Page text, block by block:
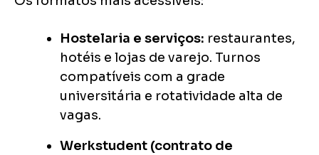
Hostelaria e serviços: restaurantes,
hotéis e lojas de varejo. Turnos
compatíveis com a grade
universitária e rotatividade alta de
vagas.
Werkstudent (contrato de